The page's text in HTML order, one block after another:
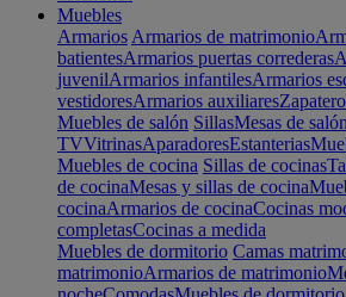
Muebles
Armarios Armarios de matrimonio
batientesArmarios puertas correderas
juvenilArmarios infantilesArmarios
vestidoresArmarios auxiliares
Muebles de salón SillasMesas de salón
TVVitrinasAparadoresEstanterias
Muebles de cocina Sillas de cocinas
de cocinaMesas y sillas de cocina
cocinaArmarios de cocinaCocinas
completasCocinas a medida
Muebles de dormitorio Camas
matrimonioArmarios de matrimonio